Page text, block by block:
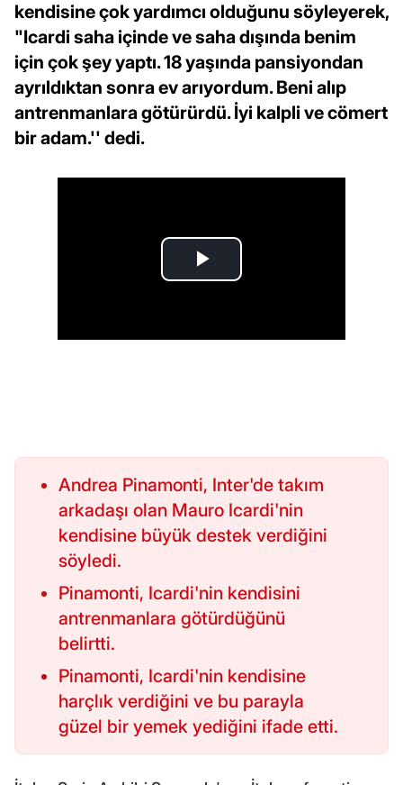
kendisine çok yardımcı olduğunu söyleyerek,
"Icardi saha içinde ve saha dışında benim
için çok şey yaptı. 18 yaşında pansiyondan
ayrıldıktan sonra ev arıyordum. Beni alıp
antrenmanlara götürürdü. İyi kalpli ve cömert
bir adam.'' dedi.
Andrea Pinamonti, Inter'de takım
arkadaşı olan Mauro Icardi'nin
kendisine büyük destek verdiğini
söyledi.
Pinamonti, Icardi'nin kendisini
antrenmanlara götürdüğünü
belirtti.
Pinamonti, Icardi'nin kendisine
harçlık verdiğini ve bu parayla
güzel bir yemek yediğini ifade etti.